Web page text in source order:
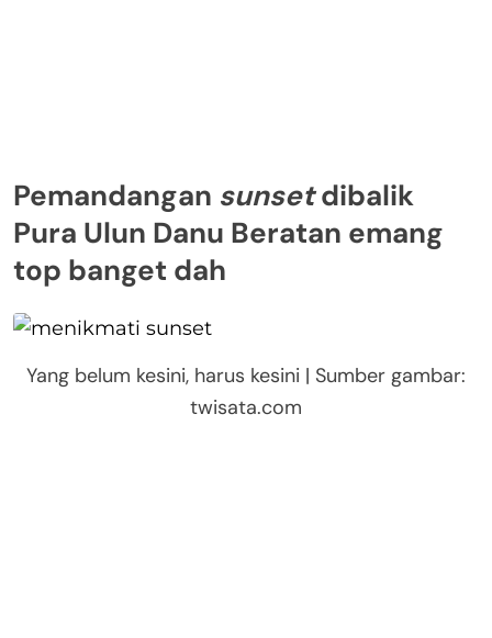
Pemandangan sunsetdibalik
Pura Ulun Danu Beratan emang
top banget dah
Yang belum kesini, harus kesini | Sumber gambar:
twisata.com